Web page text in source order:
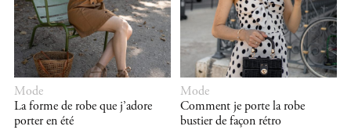
Mode
La forme de robe que j’adore
porter en été
Mode
Comment je porte la robe
bustier de façon rétro